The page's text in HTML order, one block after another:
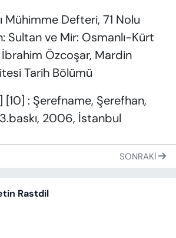
Mühimme Defteri, 71 Nolu
Sultan ve Mir: Osmanlı-Kürt
İbrahim Özcoşar, Mardin
Tarih Bölümü
: Şerefname, Şerefhan,
3.baskı, 2006, İstanbul
SONRAKI
Rastdil